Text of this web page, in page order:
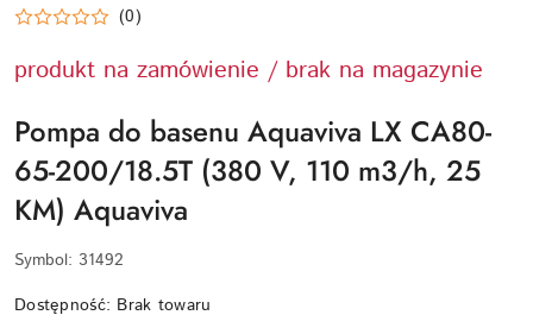
(0)
produkt na zamówienie / brak na magazynie
Pompa do basenu Aquaviva LX CA80-
65-200/18.5T (380 V, 110 m3/h, 25
KM) Aquaviva
Symbol: 31492
Dostępność: Brak towaru